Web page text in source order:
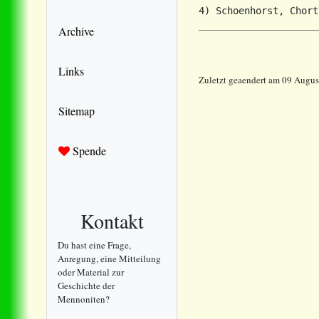
Archive
Links
Sitemap
Spende
Kontakt
Du hast eine Frage,
Anregung, eine Mitteilung
oder Material zur
Geschichte der
Mennoniten?
Zuletzt geaendert am 09